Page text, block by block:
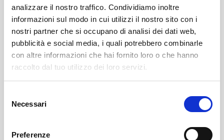
analizzare il nostro traffico. Condividiamo inoltre
informazioni sul modo in cui utilizzi il nostro sito con i
nostri partner che si occupano di analisi dei dati web,
pubblicità e social media, i quali potrebbero combinarle
con altre informazioni che hai fornito loro o che hanno
raccolto dal tuo utilizzo dei loro servizi.
delNecessari
Preferenze
Bianzone Obituaries